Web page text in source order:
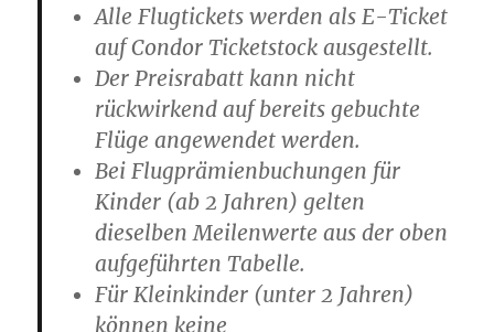
Alle Flugtickets werden als E-Ticket
auf Condor Ticketstock ausgestellt.
Der Preisrabatt kann nicht
rückwirkend auf bereits gebuchte
Flüge angewendet werden.
Bei Flugprämienbuchungen für
Kinder (ab 2 Jahren) gelten
dieselben Meilenwerte aus der oben
aufgeführten Tabelle.
Für Kleinkinder (unter 2 Jahren)
können keine